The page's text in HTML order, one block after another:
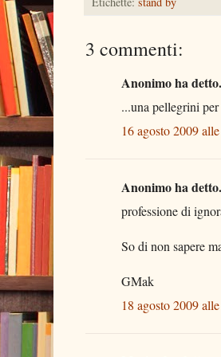
3 commenti:
Anonimo ha
...una pellegrini
16 agosto 2009
Anonimo ha
professione di
So di non sapere
GMak
18 agosto 2009